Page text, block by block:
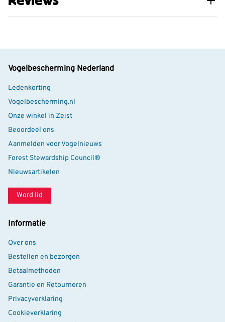
Vogelbescherming Nederland
Ledenkorting
Vogelbescherming.nl
Onze winkel in Zeist
Beoordeel ons
Aanmelden voor Vogelnieuws
Forest Stewardship Council®
Nieuwsartikelen
Word lid
Informatie
Over ons
Bestellen en bezorgen
Betaalmethoden
Garantie en Retourneren
Privacyverklaring
Cookieverklaring